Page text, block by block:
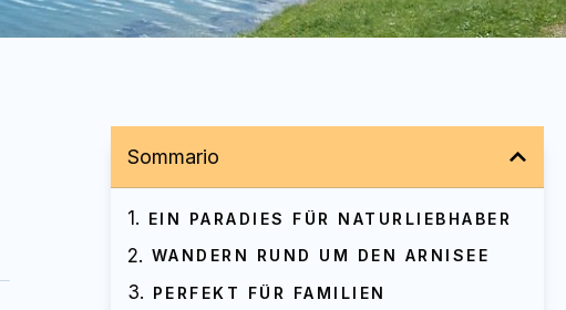
Sommario
EIN PARADIES FÜR NATURLIEBHABER
WANDERN RUND UM DEN ARNISEE
PERFEKT FÜR FAMILIEN